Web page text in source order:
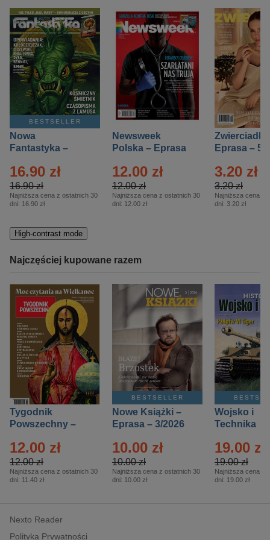
BESTSELLER
Nowa
Fantastyka –
16.90 zł
16.90 zł
Najniższa cena z ostatnich 30
dni: 16.90 zł
Newsweek
Polska – Eprasa
12.00 zł
12.00 zł
Najniższa cena z ostatnich 30
dni: 12.00 zł
Zwierciadło
Eprasa – 5/
3.20 zł
3.20 zł
Najniższa cena z
dni: 3.20 zł
High-contrast mode
Najczęściej kupowane razem
Tygodnik
Powszechny –
12.00 zł
12.00 zł
Najniższa cena z ostatnich 30
dni: 11.40 zł
BESTSELLER
Nowe Książki –
Eprasa – 3/2026
10.00 zł
10.00 zł
Najniższa cena z ostatnich 30
dni: 10.00 zł
Wojsko i
Technika
– 2/2026
19.00 zł
19.00 zł
Najniższa cena z
dni: 19.00 zł
Nexto Reader
Polityka Prywatności